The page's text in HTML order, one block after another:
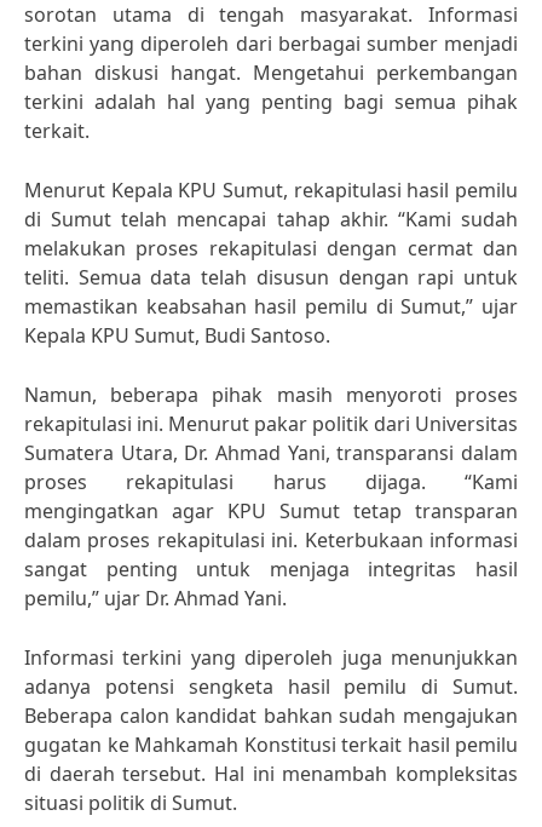
sorotan utama di tengah masyarakat. Informasi
terkini yang diperoleh dari berbagai sumber menjadi
bahan diskusi hangat. Mengetahui perkembangan
terkini adalah hal yang penting bagi semua pihak
terkait.
Menurut Kepala KPU Sumut, rekapitulasi hasil pemilu
di Sumut telah mencapai tahap akhir. “Kami sudah
melakukan proses rekapitulasi dengan cermat dan
teliti. Semua data telah disusun dengan rapi untuk
memastikan keabsahan hasil pemilu di Sumut,” ujar
Kepala KPU Sumut, Budi Santoso.
Namun, beberapa pihak masih menyoroti proses
rekapitulasi ini. Menurut pakar politik dari Universitas
Sumatera Utara, Dr. Ahmad Yani, transparansi dalam
proses rekapitulasi harus dijaga. “Kami
mengingatkan agar KPU Sumut tetap transparan
dalam proses rekapitulasi ini. Keterbukaan informasi
sangat penting untuk menjaga integritas hasil
pemilu,” ujar Dr. Ahmad Yani.
Informasi terkini yang diperoleh juga menunjukkan
adanya potensi sengketa hasil pemilu di Sumut.
Beberapa calon kandidat bahkan sudah mengajukan
gugatan ke Mahkamah Konstitusi terkait hasil pemilu
di daerah tersebut. Hal ini menambah kompleksitas
situasi politik di Sumut.